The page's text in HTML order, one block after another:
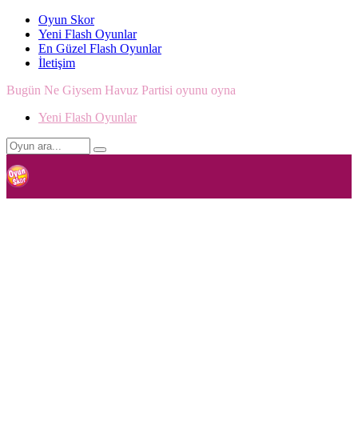
Oyun Skor
Yeni Flash Oyunlar
En Güzel Flash Oyunlar
İletişim
Bugün Ne Giysem Havuz Partisi oyunu oyna
Yeni Flash Oyunlar